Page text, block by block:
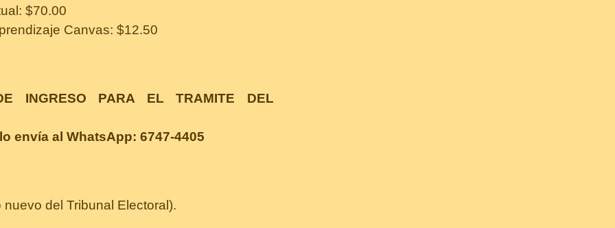
$70.00
Canvas: $12.50
INGRESO PARA EL TRAMITE DEL
envía al WhatsApp: 6747-4405
del Tribunal Electoral).